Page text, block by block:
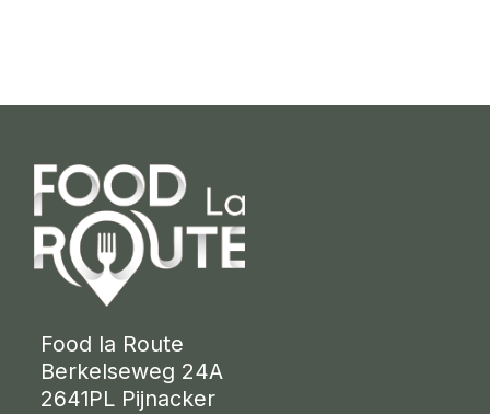
Food la Route
Berkelseweg 24A
2641PL Pijnacker